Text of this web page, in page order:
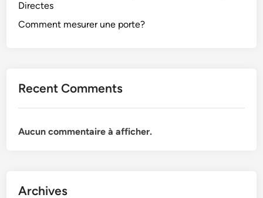
Directes
Comment mesurer une porte?
Recent Comments
Aucun commentaire à afficher.
Archives